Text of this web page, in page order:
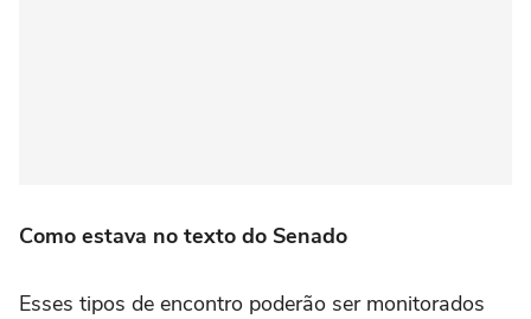
Como estava no texto do Senado
Esses tipos de encontro poderão ser monitorados